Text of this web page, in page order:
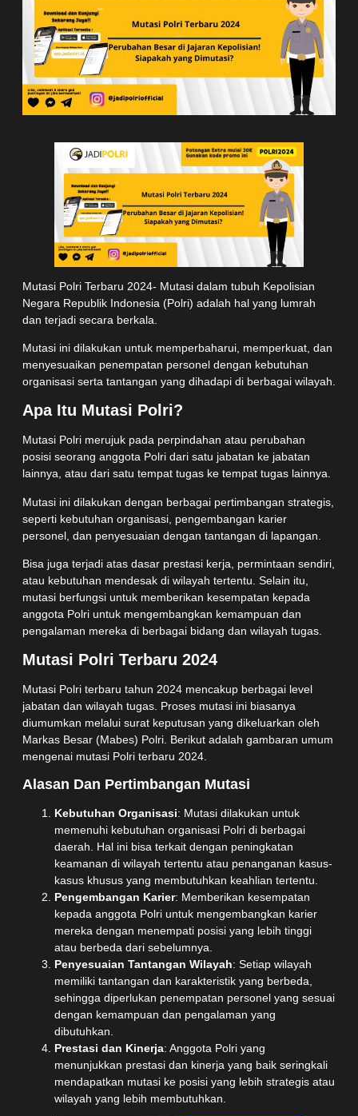
Mutasi Polri Terbaru 2024- Mutasi dalam tubuh Kepolisian
Negara Republik Indonesia (Polri) adalah hal yang lumrah
dan terjadi secara berkala.
Mutasi ini dilakukan untuk memperbaharui, memperkuat, dan
menyesuaikan penempatan personel dengan kebutuhan
organisasi serta tantangan yang dihadapi di berbagai wilayah.
Apa Itu Mutasi Polri?
Mutasi Polri merujuk pada perpindahan atau perubahan
posisi seorang anggota Polri dari satu jabatan ke jabatan
lainnya, atau dari satu tempat tugas ke tempat tugas lainnya.
Mutasi ini dilakukan dengan berbagai pertimbangan strategis,
seperti kebutuhan organisasi, pengembangan karier
personel, dan penyesuaian dengan tantangan di lapangan.
Bisa juga terjadi atas dasar prestasi kerja, permintaan sendiri,
atau kebutuhan mendesak di wilayah tertentu. Selain itu,
mutasi berfungsi untuk memberikan kesempatan kepada
anggota Polri untuk mengembangkan kemampuan dan
pengalaman mereka di berbagai bidang dan wilayah tugas.
Mutasi Polri Terbaru 2024
Mutasi Polri terbaru tahun 2024 mencakup berbagai level
jabatan dan wilayah tugas. Proses mutasi ini biasanya
diumumkan melalui surat keputusan yang dikeluarkan oleh
Markas Besar (Mabes) Polri. Berikut adalah gambaran umum
mengenai mutasi Polri terbaru 2024.
Alasan Dan Pertimbangan Mutasi
Kebutuhan Organisasi: Mutasi dilakukan untuk
memenuhi kebutuhan organisasi Polri di berbagai
daerah. Hal ini bisa terkait dengan peningkatan
keamanan di wilayah tertentu atau penanganan kasus-
kasus khusus yang membutuhkan keahlian tertentu.
Pengembangan Karier: Memberikan kesempatan
kepada anggota Polri untuk mengembangkan karier
mereka dengan menempati posisi yang lebih tinggi
atau berbeda dari sebelumnya.
Penyesuaian Tantangan Wilayah: Setiap wilayah
memiliki tantangan dan karakteristik yang berbeda,
sehingga diperlukan penempatan personel yang sesuai
dengan kemampuan dan pengalaman yang
dibutuhkan.
Prestasi dan Kinerja: Anggota Polri yang
menunjukkan prestasi dan kinerja yang baik seringkali
mendapatkan mutasi ke posisi yang lebih strategis atau
wilayah yang lebih membutuhkan.